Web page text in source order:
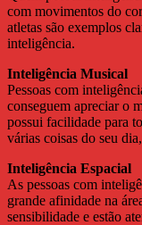
com movimentos do
atletas são exemplos
inteligência.
Inteligência Musical
Pessoas com
conseguem apreciar o
possui facilidade para
várias coisas do seu
Inteligência Espacial
As pessoas com
grande afinidade na
sensibilidade e estão